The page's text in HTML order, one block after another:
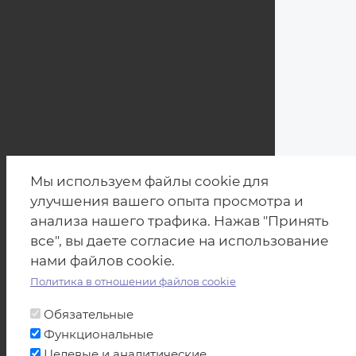
Мы используем файлы cookie для
улучшения вашего опыта просмотра и
анализа нашего трафика. Нажав "Принять
все", вы даете согласие на использование
нами файлов cookie.
Политика в отношении файлов cookie
Обязательные
Функциональные